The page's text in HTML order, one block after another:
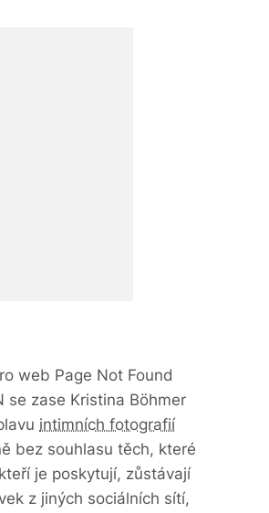
web Page Not Found
se zase Kristina Böhmer
intimních fotografií
bez souhlasu těch, které
je poskytují, zůstávají
z jiných sociálních sítí,